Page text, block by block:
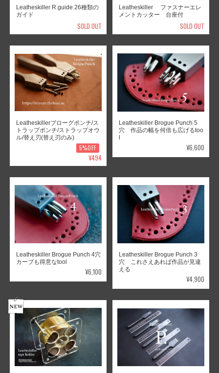
Leatheskiller R.guide 26種類の
ガイド
SOLD OUT
Leatheskiller ファスナーエレ
メントカッター 台座付
SOLD OUT
Leatheskillerブローグポンチ/ス
トラップポンチ/ストラップオウ
ル/替え刃(替え刃のみ)
5%OFF
¥494
Leatheskiller Brogue Punch 5
穴 作品の幅を何倍も広げるtoo
l
¥6,600
Leatheskiller Brogue Punch 4穴
カーブも得意なtool
¥6,100
Leatheskiller Brogue Punch 3
穴 これさえあれば作品が見違
える
¥4,900